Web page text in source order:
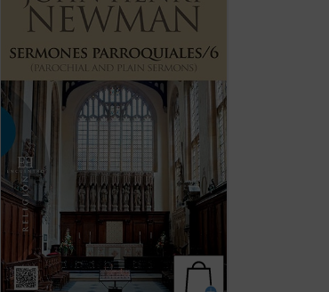
predicados a lo largo de seis años, entre
1836 y el decisivo 1841. La impresión es
equilibrio los veinticinco sermones de
este volumen. ... (ver ficha)